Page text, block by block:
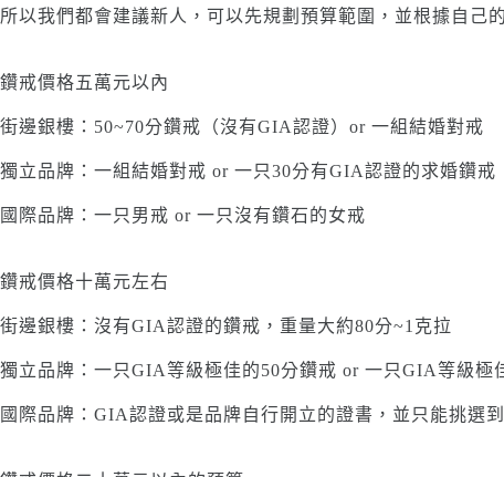
所以我們都會建議新人，可以先規劃預算範圍，並根據自己
鑽戒價格五萬元以內
街邊銀樓：50~70分鑽戒（沒有GIA認證）or 一組結婚對戒
獨立品牌：一組結婚對戒 or 一只30分有GIA認證的求婚鑽戒
國際品牌：一只男戒 or 一只沒有鑽石的女戒
鑽戒價格十萬元左右
街邊銀樓：沒有GIA認證的鑽戒，重量大約80分~1克拉
獨立品牌：一只GIA等級極佳的50分鑽戒 or 一只GIA等級極
國際品牌：GIA認證或是品牌自行開立的證書，並只能挑選